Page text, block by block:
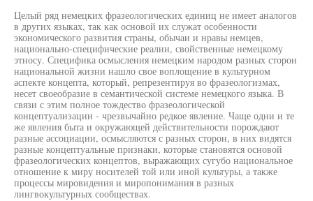
Целый ряд немецких фразеологических единиц не имеет аналогов
в других языках, так как основой их служат особенности
экономического развития страны, обычаи и нравы немцев,
национально-специфические реалии, свойственные немецкому
этносу. Специфика осмысления немецким народом разных сторон
национальной жизни нашло свое воплощение в культурном
аспекте концепта, который, репрезентируя во фразеологизмах,
несет своеобразие в семантической системе немецкого языка. В
связи с этим полное тождество фразеологической
концептуализации - чрезвычайно редкое явление. Чаще одни и те
же явления быта и окружающей действительности порождают
разные ассоциации, осмысляются с разных сторон, в них видятся
разные концептуальные признаки, которые становятся основой
фразеологических концептов, выражающих сугубо национальное
отношение к миру носителей той или иной культуры, а также
процессы мировидения и миропонимания в разных
лингвокультурных сообществах.